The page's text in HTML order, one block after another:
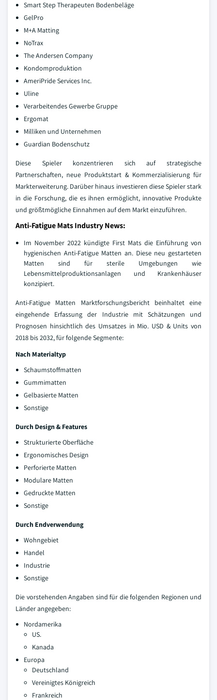
Smart Step Therapeuten Bodenbeläge
GelPro
M+A Matting
NoTrax
The Andersen Company
Kondomproduktion
AmeriPride Services Inc.
Uline
Verarbeitendes Gewerbe Gruppe
Ergomat
Milliken und Unternehmen
Guardian Bodenschutz
Diese Spieler konzentrieren sich auf strategische
Partnerschaften, neue Produktstart & Kommerzialisierung für
Markterweiterung. Darüber hinaus investieren diese Spieler stark
in die Forschung, die es ihnen ermöglicht, innovative Produkte
und größtmögliche Einnahmen auf dem Markt einzuführen.
Anti-Fatigue Mats Industry News:
Im November 2022 kündigte First Mats die Einführung von
hygienischen Anti-Fatigue Matten an. Diese neu gestarteten
Matten sind für sterile Umgebungen wie
Lebensmittelproduktionsanlagen und Krankenhäuser
konzipiert.
Anti-Fatigue Matten Marktforschungsbericht beinhaltet eine
eingehende Erfassung der Industrie mit Schätzungen und
Prognosen hinsichtlich des Umsatzes in Mio. USD & Units von
2018 bis 2032, für folgende Segmente:
Nach Materialtyp
Schaumstoffmatten
Gummimatten
Gelbasierte Matten
Sonstige
Durch Design & Features
Strukturierte Oberfläche
Ergonomisches Design
Perforierte Matten
Modulare Matten
Gedruckte Matten
Sonstige
Durch Endverwendung
Wohngebiet
Handel
Industrie
Sonstige
Die vorstehenden Angaben sind für die folgenden Regionen und
Länder angegeben:
Nordamerika
US.
Kanada
Europa
Deutschland
Vereinigtes Königreich
Frankreich